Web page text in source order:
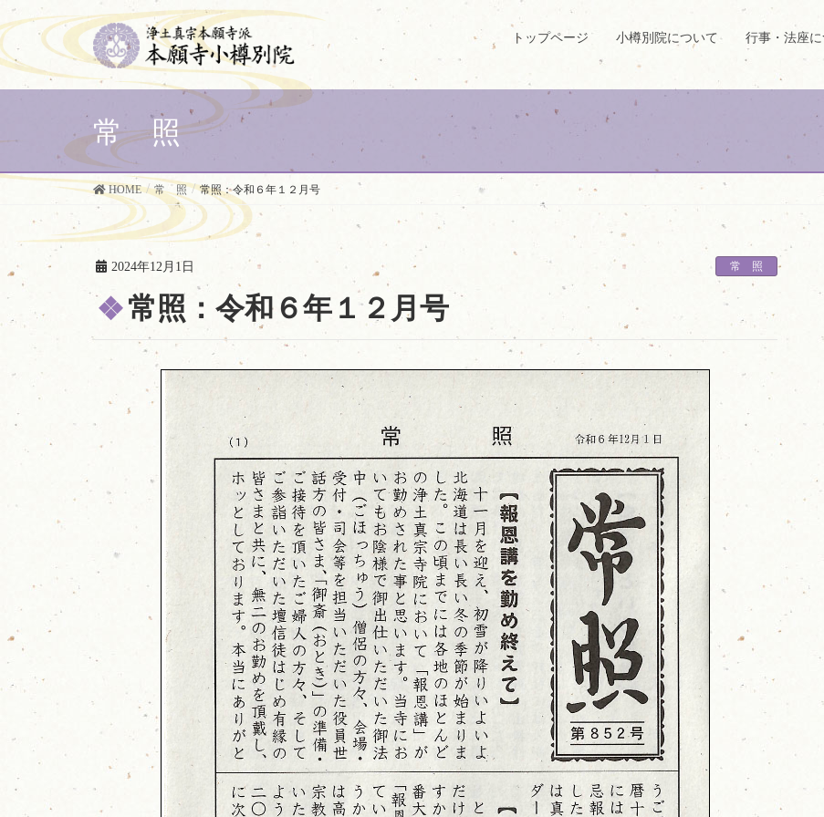
トップページ 小樽別院について 行事・法座
常 照
HOME 常 照 常照：令和６年１２月号
2024年12月1日 常 照
常照：令和６年１２月号